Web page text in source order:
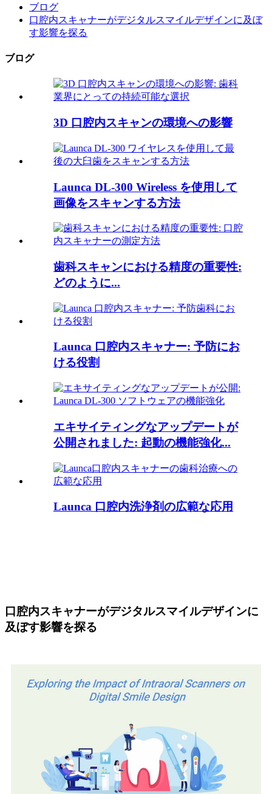
ブログ
口腔内スキャナーがデジタルスマイルデザインに及ぼ
す影響を探る
ブログ
3D 口腔内スキャンの環境への影響
Launca DL-300 Wireless を使用して
画像をスキャンする方法
歯科スキャンにおける精度の重要性:
どのように...
Launca 口腔内スキャナー: 予防にお
ける役割
エキサイティングなアップデートが
公開されました: 起動の機能強化...
Launca 口腔内洗浄剤の広範な応用
口腔内スキャナーがデジタルスマイルデザインに
及ぼす影響を探る